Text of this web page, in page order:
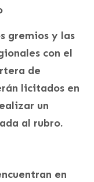
gremios y las
con el
de
licitados en
un
al rubro.
en